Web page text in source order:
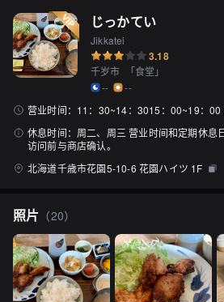
じっかてい
Jikkatei
3.18
千岁市 「食堂 」
--
--
营业时间： 11：30~14：3015：00~19：00
休息时间： 周二、周三 营业时间和定期休息
访问前与商店确认。
北海道千歳市花園5-10-6 花園ハイツ 1F
照片 （20）